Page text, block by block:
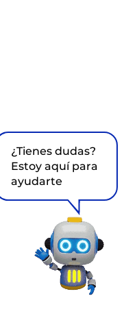
¿Tienes dudas?
Estoy aquí para
ayudarte